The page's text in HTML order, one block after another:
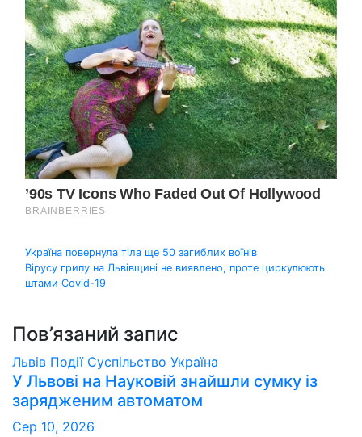
Навігація
записів
Україна повернула тіла ще 50 загиблих воїнів
Вірусу грипу на Львівщині не виявлено, проте циркулюють
штами Covid-19
Пов’язаний запис
Львів Події Суспільство Україна
У Львові на Науковій знайшли сумку із
зарядженим автоматом
Сер 10, 2026